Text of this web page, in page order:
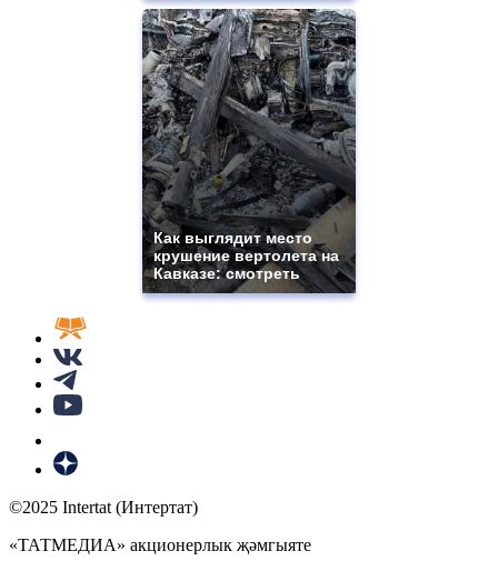
Как выглядит место
крушение вертолета на
Кавказе: смотреть
©2025 Intertat (Интертат)
«ТАТМЕДИА» акционерлык җәмгыяте